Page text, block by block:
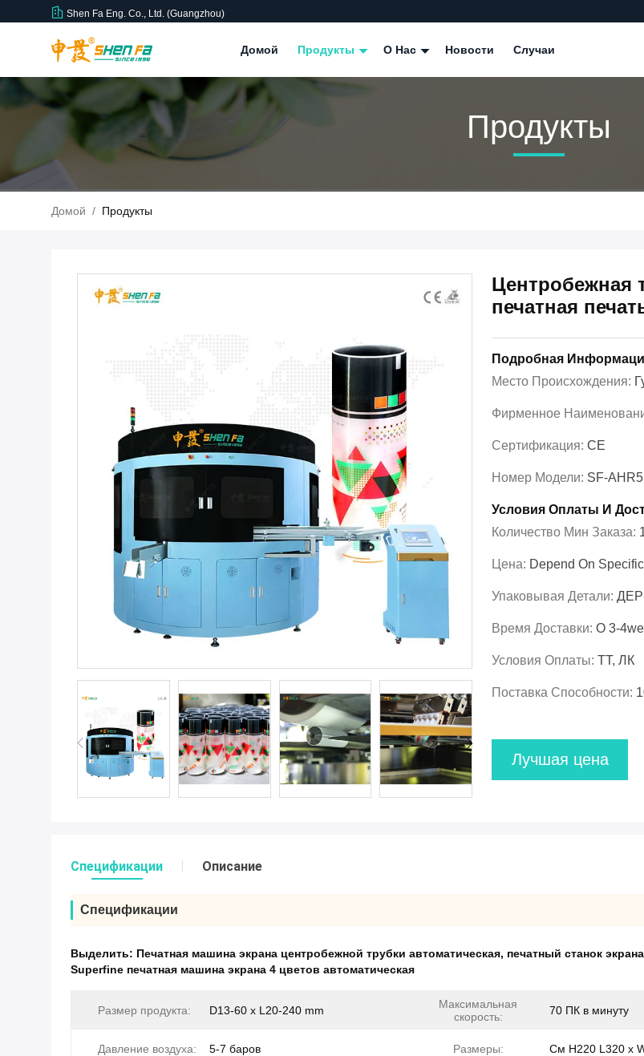
Shen Fa Eng. Co., Ltd. (Guangzhou)
Домой Продукты О Нас Новости Случаи
Продукты
Домой / Продукты
Центробежная
печатная
Подробная
Место Происхождения:
Фирменное
Сертификация: CE
Номер Модели: SF-
Условия Оплаты И
Количество Мин Заказа:
Цена: Depend On
Упаковывая Детали:
Время Доставки: О 3-
Условия Оплаты: ТТ, ЛК
Поставка Способности:
Лучшая цена
Спецификации Описание
Спецификации
Выделить: Печатная машина экрана центробежной трубки автоматическая, печатный станок
Superfine печатная машина экрана 4 цветов автоматическая
Размер продукта: D13-60 x L20-240 mm
Максимальная
скорость:
70 ПК в минуту
Давление воздуха: 5-7 баров Размеры: См H220 L320 x